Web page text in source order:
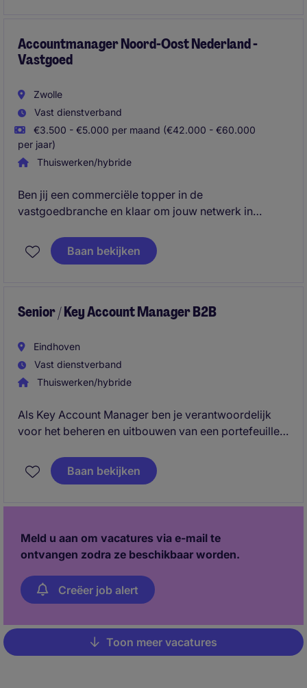
Accountmanager Noord-Oost Nederland -
Vastgoed
Zwolle
Vast dienstverband
€3.500 - €5.000 per maand (€42.000 - €60.000
per jaar)
Thuiswerken/hybride
Ben jij een commerciële topper in de
vastgoedbranche en klaar om jouw netwerk in
new business, adviseert klanten en groeit mee met
een ambitieuze organisatie. Solliciteer nu!
Baan bekijken
Senior / Key Account Manager B2B
Eindhoven
Vast dienstverband
Thuiswerken/hybride
Als Key Account Manager ben je verantwoordelijk
voor het beheren en uitbouwen van een portefeuille
fungeert als strategisch sparringpartner voor jouw
klanten en vertaalt hun behoeften naar concrete
engineering, operations en supply chain.
Baan bekijken
Meld u aan om vacatures via e-mail te
ontvangen zodra ze beschikbaar worden.
Creëer job alert
Pagination
Toon meer vacatures